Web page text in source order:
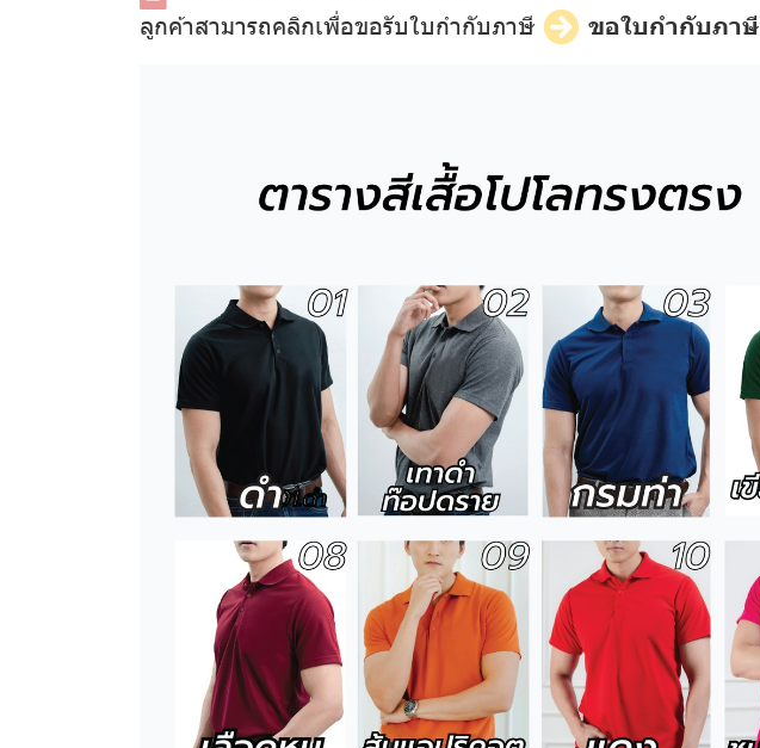
ลูกค้าสามารถคลิกเพื่อขอรับใบกำกับภาษี
ขอใบกำกับภาษี